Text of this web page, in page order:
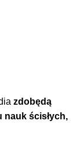
zdobędą
nauk ścisłych,